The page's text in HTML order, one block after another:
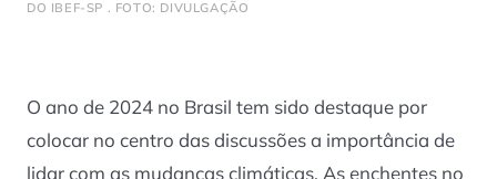
DO IBEF-SP . FOTO: DIVULGAÇÃO
O ano de 2024 no Brasil tem sido destaque por
colocar no centro das discussões a importância de
lidar com as mudanças climáticas. As enchentes no